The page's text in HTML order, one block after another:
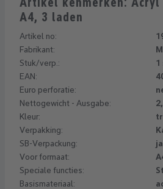
A4, 3 laden
Artikel no:
Fabrikant:
Stuk/verp.:
1
EAN:
Euro perforatie:
Nettogewicht - Ausgabe:
Kleur:
Verpakking:
SB-Verpackung:
ja
Voor formaat:
Speciale functies:
Basismateriaal: